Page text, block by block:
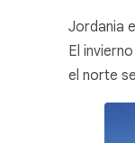
Jordania
El
el norte